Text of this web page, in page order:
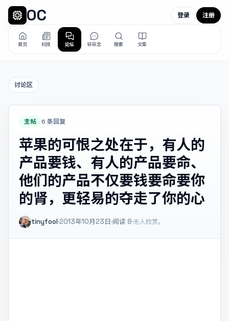
OC
首页 科技 论坛 碎碎念 搜索 文章
登录 注册
讨论区
主帖 6 条回复
苹果的可恨之处在于，有人的
产品要钱、有人的产品要命、
他们的产品不仅要钱要命要你
的肾，更轻易的夺走了你的心
tinyfool·2013年10月23日·阅读 8·无人欣赏。